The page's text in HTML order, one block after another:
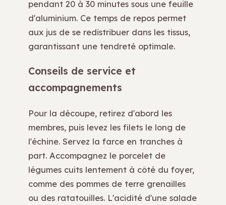
pendant 20 à 30 minutes sous une feuille
d'aluminium. Ce temps de repos permet
aux jus de se redistribuer dans les tissus,
garantissant une tendreté optimale.
Conseils de service et
accompagnements
Pour la découpe, retirez d'abord les
membres, puis levez les filets le long de
l'échine. Servez la farce en tranches à
part. Accompagnez le porcelet de
légumes cuits lentement à côté du foyer,
comme des pommes de terre grenailles
ou des ratatouilles. L'acidité d'une salade